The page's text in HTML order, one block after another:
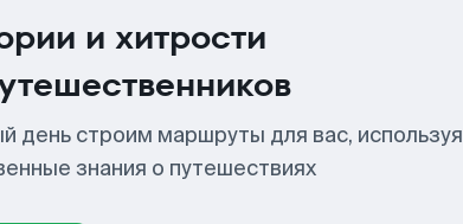
и хитрости
день строим маршруты для вас, используя
знания о путешествиях